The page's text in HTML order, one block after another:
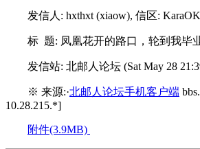
发信人: hxthxt (xiaow), 信区: KaraOK
标 题: 凤凰花开的路口，轮到我毕
发信站: 北邮人论坛 (Sat May 28
※ 来源:·北邮人论坛手机客户端
10.28.215.*]
附件(3.9MB)